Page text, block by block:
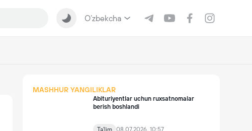
O‘zbekcha
MASHHUR YANGILIKLAR
Abituriyentlar uchun ruxsatnomalar
berish boshlandi
Ta'lim 08.07.2026, 10:57